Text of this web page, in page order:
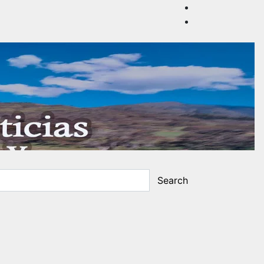
Search